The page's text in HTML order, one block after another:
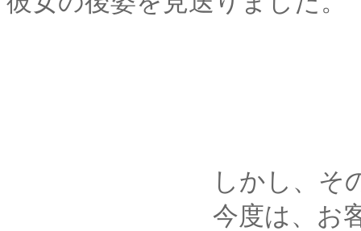
しかし、その女性
今度は、お客様とい